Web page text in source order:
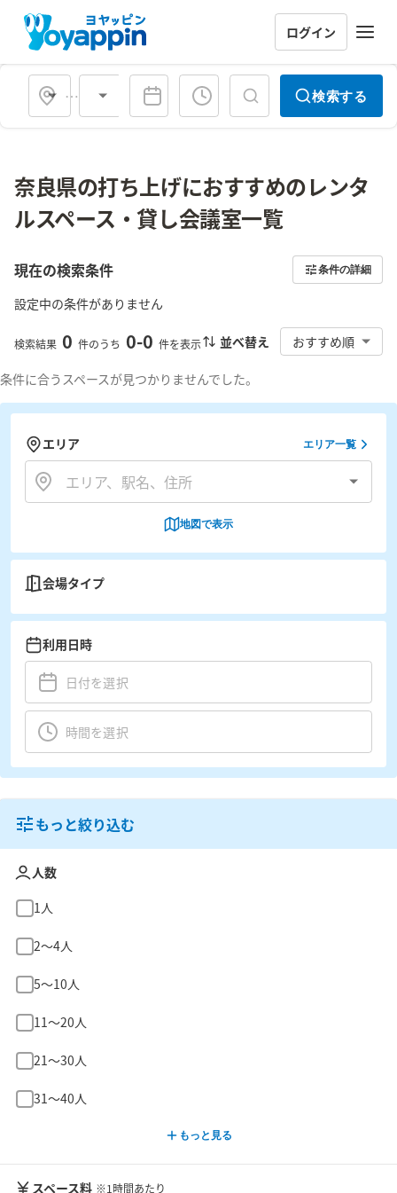
ログイン
会場タイプ 検索する
奈良県の打ち上げにおすすめのレンタ
ルスペース・貸し会議室一覧
現在の検索条件 条件の詳細
設定中の条件がありません
検索結果 0 件のうち 0-0 件を表示 並べ替え おすすめ順
条件に合うスペースが見つかりませんでした。
エリア エリア一覧
地図で表示
会場タイプ
利用日時
もっと絞り込む
人数
1人
2〜4人
5〜10人
11〜20人
21〜30人
31〜40人
もっと見る
スペース料 ※1時間あたり